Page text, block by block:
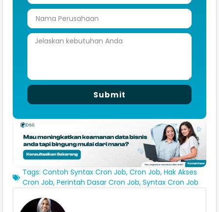
Submit
Tags: Contoh Syntax Cron Job, Cron Job, Hak Akses
Cron Job, Perintah Dasar Cron Job, Syntax Cron Job